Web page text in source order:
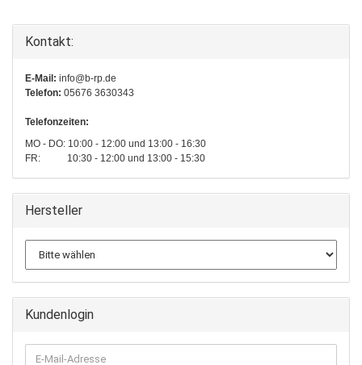
Kontakt:
E-Mail: info@b-rp.de
Telefon: 05676 3630343
Telefonzeiten:
MO - DO: 10:00 - 12:00 und 13:00 - 16:30
FR: 10:30 - 12:00 und 13:00 - 15:30
Hersteller
Kundenlogin
E-